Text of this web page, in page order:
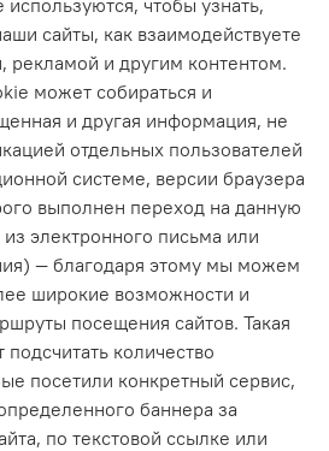
сайты, как взаимодействуете
рекламой и другим контентом.
может собираться и
и другая информация, не
отдельных пользователей
системе, версии браузера
выполнен переход на данную
электронного письма или
— благодаря этому мы можем
широкие возможности и
посещения сайтов. Такая
количество
посетили конкретный сервис,
баннера за
по текстовой ссылке или